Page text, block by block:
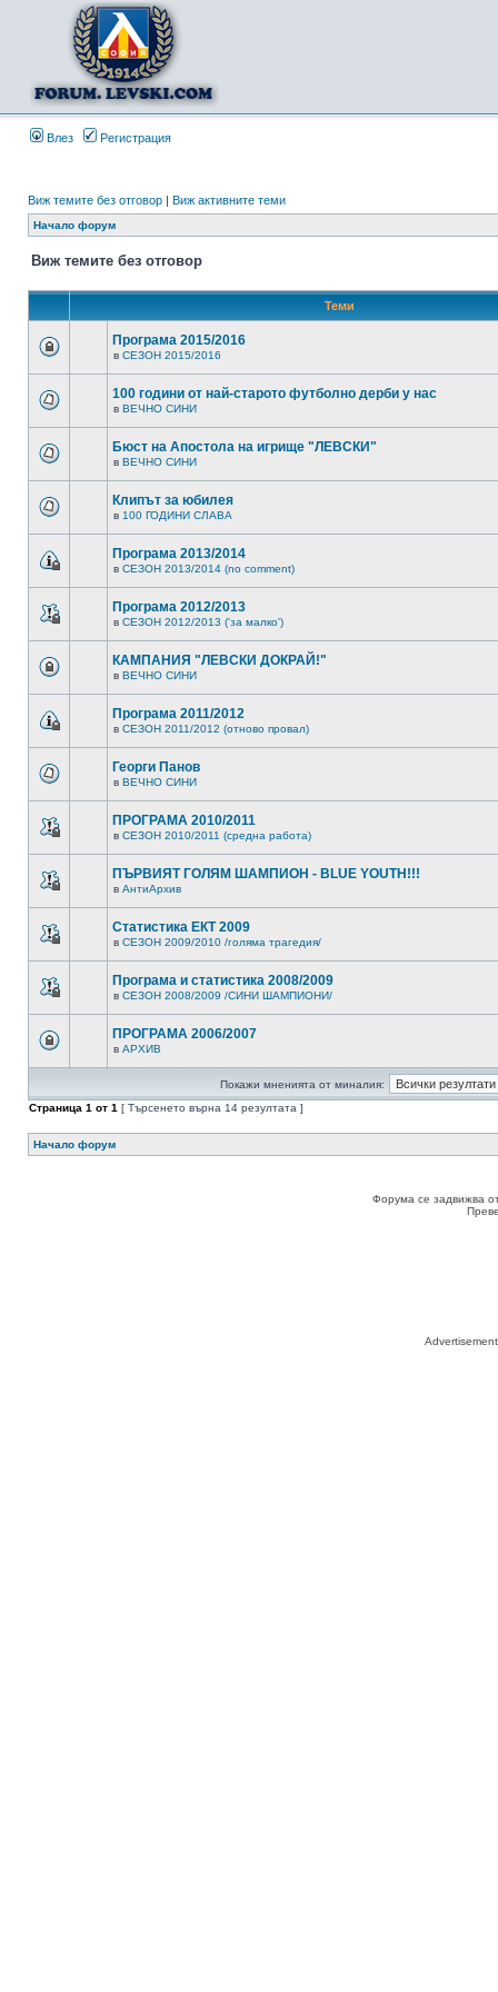
Влез Регистрация
Виж темите без отговор | Виж активните теми
Начало форум
Виж темите без отговор
Теми
Програма 2015/2016
в СЕЗОН 2015/2016
100 години от най-старото футболно дерби у нас
в ВЕЧНО СИНИ
Бюст на Апостола на игрище "ЛЕВСКИ"
в ВЕЧНО СИНИ
Клипът за юбилея
в 100 ГОДИНИ СЛАВА
Програма 2013/2014
в СЕЗОН 2013/2014 (no comment)
Програма 2012/2013
в СЕЗОН 2012/2013 ('за малко')
КАМПАНИЯ "ЛЕВСКИ ДОКРАЙ!"
в ВЕЧНО СИНИ
Програма 2011/2012
в СЕЗОН 2011/2012 (отново провал)
Георги Панов
в ВЕЧНО СИНИ
ПРОГРАМА 2010/2011
в СЕЗОН 2010/2011 (средна работа)
ПЪРВИЯТ ГОЛЯМ ШАМПИОН - BLUE YOUTH!!!
в АнтиАрхив
Статистика ЕКТ 2009
в СЕЗОН 2009/2010 /голяма трагедия/
Програма и статистика 2008/2009
в СЕЗОН 2008/2009 /СИНИ ШАМПИОНИ/
ПРОГРАМА 2006/2007
в АРХИВ
Покажи мненията от миналия:
Страница 1 от 1 [ Търсенето върна 14 резултата ]
Начало форум
Форума се задвижва